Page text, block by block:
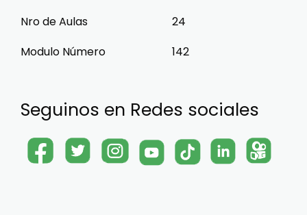
Nro de Aulas
24
Modulo Número
142
Seguinos en Redes sociales